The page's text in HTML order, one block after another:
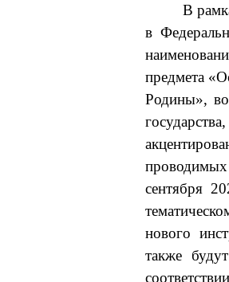
В
в
предмета
Родины»,
проводимых
сентября
нового
также